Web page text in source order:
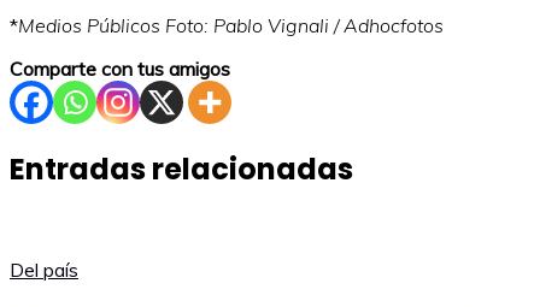
*Medios Públicos Foto: Pablo Vignali / Adhocfotos
Comparte con tus amigos
Entradas relacionadas
Del país